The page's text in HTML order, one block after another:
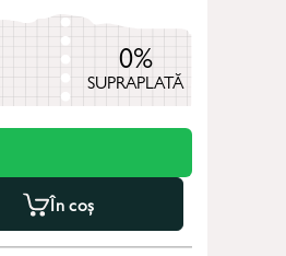
0%
SUPRAPLATĂ
În coș